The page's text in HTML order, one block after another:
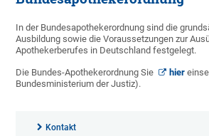
In der Bundesapothekerordnung sind die
Ausbildung sowie die Voraussetzungen zur
Apothekerberufes in Deutschland festgelegt.
Die Bundes-Apothekerordnung Sie hier
Bundesministerium der Justiz).
Kontakt